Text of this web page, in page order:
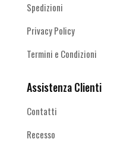
Spedizioni
Privacy Policy
Termini e Condizioni
Assistenza Clienti
Contatti
Recesso